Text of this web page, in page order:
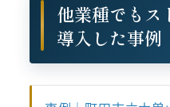
他業種でもス
導入した事例